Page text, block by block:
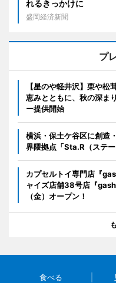
れるきっかけに
盛岡経済新聞
プ
【星のや軽井沢】栗や
恵みとともに、秋の深ま
ー提供開始
横浜・保土ケ谷区に創造
界隈拠点「Sta.R（ステ
カプセルトイ専門店『
ャイズ店舗38号店『
（金）オープン！
食べる